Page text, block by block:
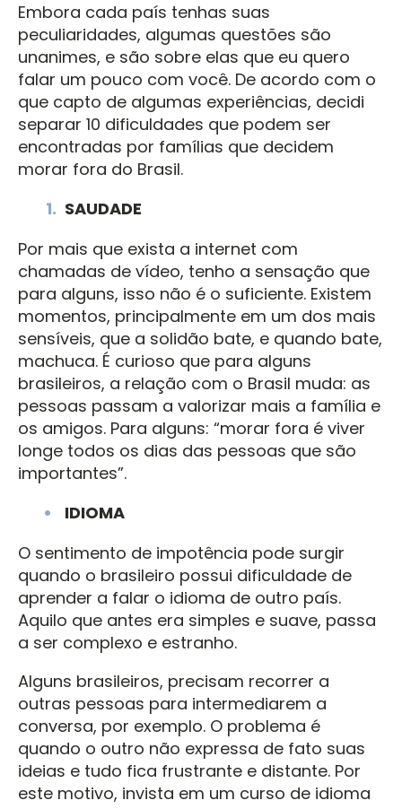
Embora cada país tenhas suas
peculiaridades, algumas questões são
unanimes, e são sobre elas que eu quero
falar um pouco com você. De acordo com o
que capto de algumas experiências, decidi
separar 10 dificuldades que podem ser
encontradas por famílias que decidem
morar fora do Brasil.
SAUDADE
Por mais que exista a internet com
chamadas de vídeo, tenho a sensação que
para alguns, isso não é o suficiente. Existem
momentos, principalmente em um dos mais
sensíveis, que a solidão bate, e quando bate,
machuca. É curioso que para alguns
brasileiros, a relação com o Brasil muda: as
pessoas passam a valorizar mais a família e
os amigos. Para alguns: “morar fora é viver
longe todos os dias das pessoas que são
importantes”.
IDIOMA
O sentimento de impotência pode surgir
quando o brasileiro possui dificuldade de
aprender a falar o idioma de outro país.
Aquilo que antes era simples e suave, passa
a ser complexo e estranho.
Alguns brasileiros, precisam recorrer a
outras pessoas para intermediarem a
conversa, por exemplo. O problema é
quando o outro não expressa de fato suas
ideias e tudo fica frustrante e distante. Por
este motivo, invista em um curso de idioma